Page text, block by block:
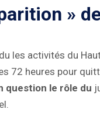
»
les activités du
72 heures pour
question le rôle du